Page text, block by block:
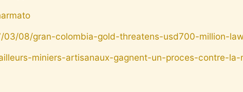
03/08/gran-colombia-gold-threatens-usd700-million-
miniers-artisanaux-gagnent-un-proces-contre-la-